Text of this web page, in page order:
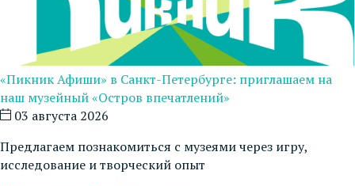
«Пикник Афиши» в Санкт-Петербурге: приглашаем на
наш музейный «Остров впечатлений»
03 августа 2026
Предлагаем познакомиться с музеями через игру,
исследование и творческий опыт